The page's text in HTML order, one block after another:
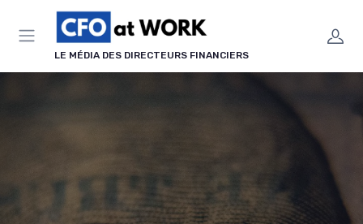
LE MÉDIA DES DIRECTEURS FINANCIERS
Panneau de gestion des cookies